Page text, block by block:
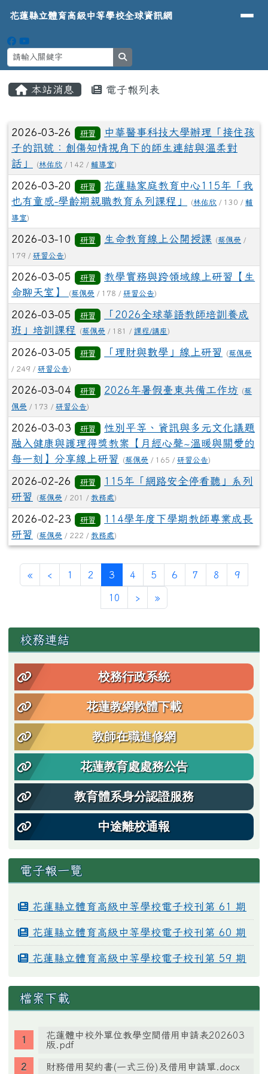
花蓮縣立體育高級中等學校全球資
導覽列
花蓮縣立體育高級中等學校全球資訊網
本站消息 電子報列表
文章列表
2026-03-26 研習
中華醫事科技大學辦理「接住孩
子的訊號：創傷知情視角下的師生連結與溫柔對
話」
(林佑欣 / 142 / 輔導室)
2026-03-20 研習
花蓮縣家庭教育中心115年「我
也有童感-學齡期親職教育系列課程」
(林佑欣 / 130 / 輔
導室)
2026-03-10 研習 生命教育線上公開授課 (蔡佩熒 /
179 / 研習公告)
2026-03-05 研習
教學實務與跨領域線上研習【生
命聊天室】
(蔡佩熒 / 178 / 研習公告)
2026-03-05 研習
「2026全球華語教師培訓養成
班」培訓課程
(蔡佩熒 / 181 / 課程/講座)
2026-03-05 研習 「理財與數學」線上研習 (蔡佩熒
/ 249 / 研習公告)
2026-03-04 研習 2026年暑假臺東共備工作坊 (蔡
佩熒 / 173 / 研習公告)
2026-03-03 研習
性別平等、資訊與多元文化議題
融入健康與護理得獎教案【月經心聲~溫暖與關愛的
每一刻】分享線上研習
(蔡佩熒 / 165 / 研習公告)
2026-02-26 研習
115年「網路安全停看聽」系列
研習
(蔡佩熒 / 201 / 教務處)
2026-02-23 研習
114學年度下學期教師專業成長
研習
(蔡佩熒 / 222 / 教務處)
«第一頁
‹ 上一頁
1 2 3 (目前頁次)
4 5 6 7 8 9
10 ›下一頁
»最後頁
左邊區域內容
校務連結
校務行政系統
花蓮教網軟體下載
教師在職進修網
花蓮教育處處務公告
教育體系身分認證服務
中途離校通報
電子報一覽
花蓮縣立體育高級中等學校電子校刊第 61 期
花蓮縣立體育高級中等學校電子校刊第 60 期
花蓮縣立體育高級中等學校電子校刊第 59 期
檔案下載
花蓮體中校外單位教學空間借用申請表202603
版.pdf
財務借用契約書(一式三份)及借用申請單.docx